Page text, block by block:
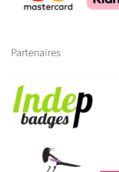
Partenaires